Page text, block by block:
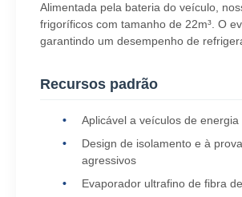
Alimentada pela bateria do veículo,
frigoríficos com tamanho de 22m³. O
garantindo um desempenho de
Recursos padrão
Aplicável a veículos de
Design de isolamento e à
agressivos
Evaporador ultrafino de fibra